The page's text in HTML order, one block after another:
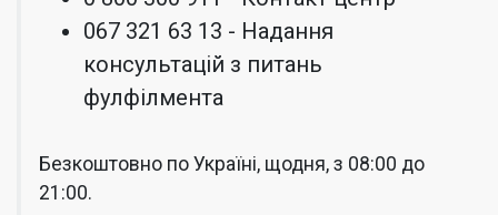
067 321 63 13 - Надання
консультацій з питань
фулфілмента
Безкоштовно по Україні, щодня, з 08:00 до
21:00.